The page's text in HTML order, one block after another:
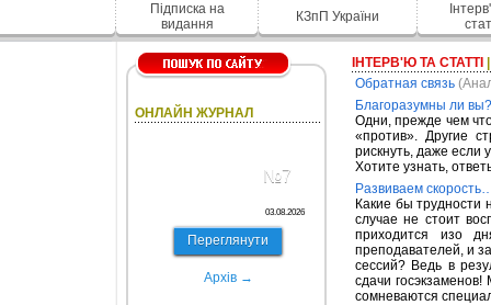
Підписка на
видання
КЗпП України
ОНЛАЙН ЖУРНАЛ
№7
03.08.2026
Переглянути
Архів →
ІНТЕРВ'Ю ТА СТАТТІ
Обратная связь
Благоразумны ли вы?
Одни, прежде чем
«против». Другие
рискнуть, даже если
Хотите узнать,
Развиваем
Какие бы трудности
случае не стоит
приходится изо
преподавателей, и
сессий? Ведь в
сдачи
сомневаются